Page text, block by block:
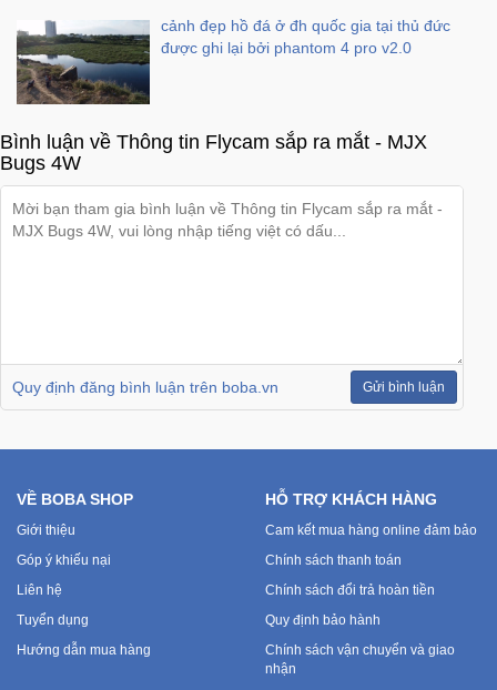
cảnh đẹp hồ đá ở đh quốc gia tại thủ đức
được ghi lại bởi phantom 4 pro v2.0
Bình luận về Thông tin Flycam sắp ra mắt - MJX
Bugs 4W
Quy định đăng bình luận trên boba.vn Gửi bình luận
VỀ BOBA SHOP
Giới thiệu
Góp ý khiếu nại
Liên hệ
Tuyển dụng
Hướng dẫn mua hàng
HỖ TRỢ KHÁCH HÀNG
Cam kết mua hàng online đảm bảo
Chính sách thanh toán
Chính sách đổi trả hoàn tiền
Quy định bảo hành
Chính sách vận chuyển và giao
nhận